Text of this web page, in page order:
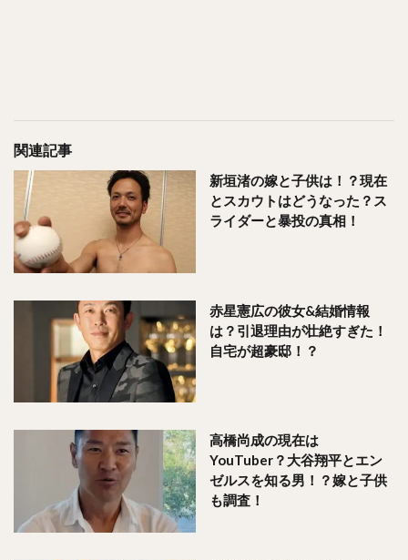
関連記事
新垣渚の嫁と子供は！？現在
とスカウトはどうなった？ス
ライダーと暴投の真相！
赤星憲広の彼女&結婚情報
は？引退理由が壮絶すぎた！
自宅が超豪邸！？
高橋尚成の現在は
YouTuber？大谷翔平とエン
ゼルスを知る男！？嫁と子供
も調査！